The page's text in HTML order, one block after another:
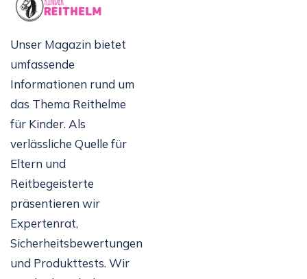
Unser Magazin bietet
umfassende
Informationen rund um
das Thema Reithelme
für Kinder. Als
verlässliche Quelle für
Eltern und
Reitbegeisterte
präsentieren wir
Expertenrat,
Sicherheitsbewertungen
und Produkttests. Wir